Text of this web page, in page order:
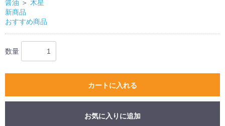
醤油 ＞ 木星
新商品
おすすめ商品
数量
カートに入れる
お気に入りに追加